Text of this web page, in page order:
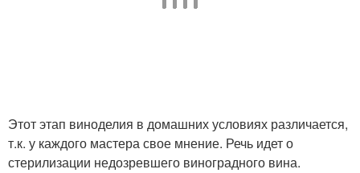
Этот этап виноделия в домашних условиях различается,
т.к. у каждого мастера свое мнение. Речь идет о
стерилизации недозревшего виноградного вина.